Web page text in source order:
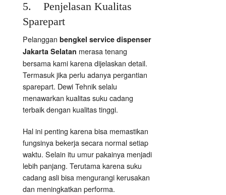
5. Penjelasan Kualitas
Sparepart
Pelanggan bengkel service dispenser
Jakarta Selatan merasa tenang
bersama kami karena dijelaskan detail.
Termasuk jika perlu adanya pergantian
sparepart. Dewi Tehnik selalu
menawarkan kualitas suku cadang
terbaik dengan kualitas tinggi.
Hal ini penting karena bisa memastikan
fungsinya bekerja secara normal setiap
waktu. Selain itu umur pakainya menjadi
lebih panjang. Terutama karena suku
cadang asli bisa mengurangi kerusakan
dan meningkatkan performa.